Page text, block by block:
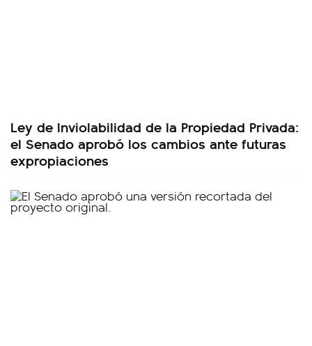
Ley de Inviolabilidad de la Propiedad Privada:
el Senado aprobó los cambios ante futuras
expropiaciones